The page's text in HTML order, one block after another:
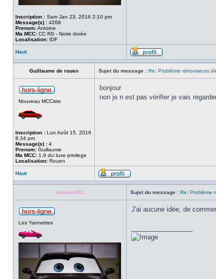
Inscription : Sam Jan 23, 2016 2:10 pm
Message(s) : 4268
Prenom:Antoine
Ma MCC: CC RS - Noire dorée
Localisation: IDF
Haut
Guillaume de rouen Sujet du message : Re: Problème rétroviseurs
Nouveau MCCiste
Inscription : Lun Août 15, 2016
8:34 pm
Message(s) : 4
Prenom: Guillaume
Ma MCC: 1.9 dci luxe privilege
Localisation: Rouen
bonjour
non je n est pas vérifier je vais
Haut
Antoine951 Sujet du message : Re: Problème
Les Yannettes
J'ai aucune idée, de